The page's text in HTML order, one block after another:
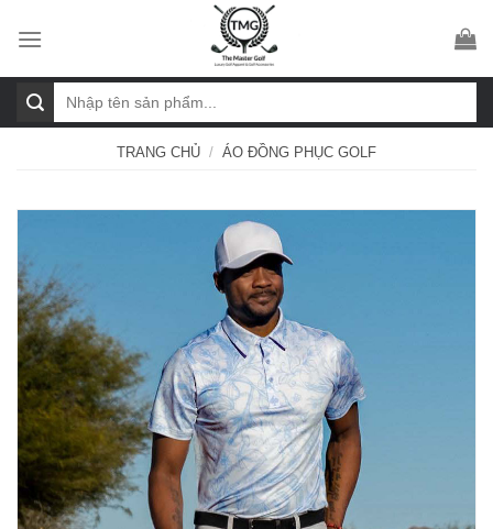
kiếm:
TRANG CHỦ / ÁO ĐỒNG PHỤC GOLF